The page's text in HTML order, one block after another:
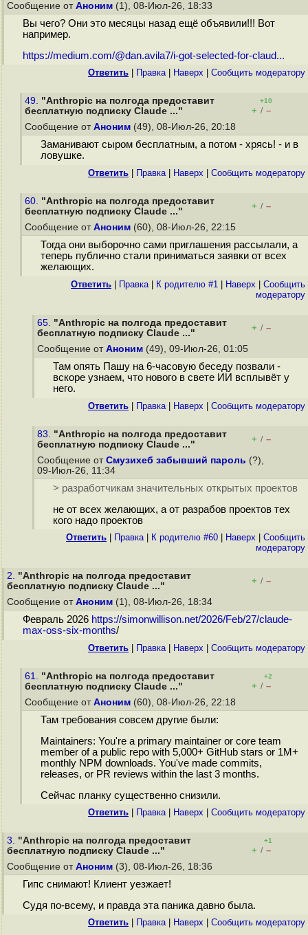
Сообщение от Аноним (1), 08-Июл-26, 18:33
Вы чего? Они это месяцы назад ещё объявили!!! Вот
например.
https://medium.com/@dan.avila7/i-got-selected-for-claud...
Ответить Правка| Наверх Cообщить модератору
49. "Anthropic на полгода предоставит
бесплатную подписку Claude ..."
+10
+ / –
Сообщение от Аноним (49), 08-Июл-26, 20:18
Заманивают сыром бесплатным, а потом - хрясь! - и в
ловушке.
Ответить Правка| Наверх Cообщить модератору
60. "Anthropic на полгода предоставит
бесплатную подписку Claude ..."
+ / –
Сообщение от Аноним (60), 08-Июл-26, 22:15
Тогда они выборочно сами приглашения рассылали, а
теперь публично стали приниматься заявки от всех
желающих.
Ответить Правка| К родителю #1 Наверх
Cообщить
модератору
65. "Anthropic на полгода предоставит
бесплатную подписку Claude ..."
+ / –
Сообщение от Аноним (49), 09-Июл-26, 01:05
Там опять Пашу на 6-часовую беседу позвали -
вскоре узнаем, что нового в свете ИИ всплывёт у
него.
Ответить Правка| Наверх Cообщить модератору
83. "Anthropic на полгода предоставит
бесплатную подписку Claude ..."
+ / –
Сообщение от Смузихеб забывший пароль (?),
09-Июл-26, 11:34
> разработчикам значительных открытых проектов
не от всех желающих, а от разрабов проектов тех
кого надо проектов
Ответить Правка| К родителю #60 Наверх
Cообщить
модератору
2. "Anthropic на полгода предоставит
бесплатную подписку Claude ..."
+ / –
Сообщение от Аноним (1), 08-Июл-26, 18:34
Февраль 2026 https://simonwillison.net/2026/Feb/27/claude-
max-oss-six-months/
Ответить Правка| Наверх Cообщить модератору
61. "Anthropic на полгода предоставит
бесплатную подписку Claude ..."
+2
+ / –
Сообщение от Аноним (60), 08-Июл-26, 22:18
Там требования совсем другие были:
Maintainers: You're a primary maintainer or core team
member of a public repo with 5,000+ GitHub stars or 1M+
monthly NPM downloads. You've made commits,
releases, or PR reviews within the last 3 months.
Сейчас планку существенно снизили.
Ответить Правка| Наверх Cообщить модератору
3. "Anthropic на полгода предоставит
бесплатную подписку Claude ..."
+1
+ / –
Сообщение от Аноним (3), 08-Июл-26, 18:36
Гипс снимают! Клиент уезжает!
Судя по-всему, и правда эта паника давно была.
Ответить Правка| Наверх Cообщить модератору